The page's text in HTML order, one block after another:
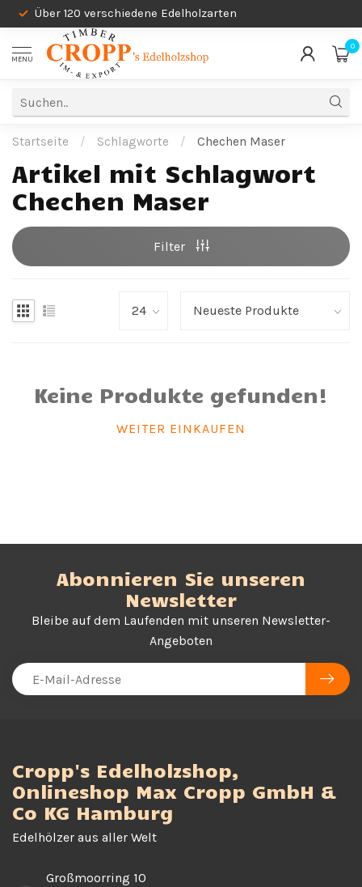
Über 120 verschiedene Edelholzarten
MENU
0
Startseite / Schlagworte / Chechen Maser
Artikel mit Schlagwort
Chechen Maser
Filter
Keine Produkte gefunden!
WEITER EINKAUFEN
Abonnieren Sie unseren
Newsletter
Bleibe auf dem Laufenden mit unseren Newsletter-
Angeboten
Cropp's Edelholzshop,
Onlineshop Max Cropp GmbH &
Co KG Hamburg
Edelhölzer aus aller Welt
Großmoorring 10